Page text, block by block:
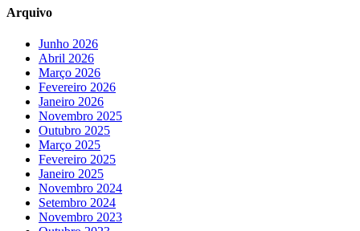
Arquivo
Junho 2026
Abril 2026
Março 2026
Fevereiro 2026
Janeiro 2026
Novembro 2025
Outubro 2025
Março 2025
Fevereiro 2025
Janeiro 2025
Novembro 2024
Setembro 2024
Novembro 2023